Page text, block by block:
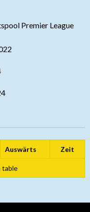
Premier League
Auswärts Zeit
table